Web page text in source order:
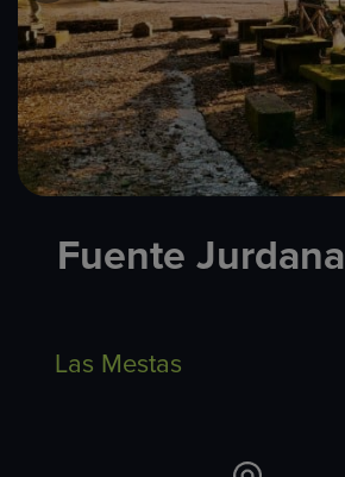
Fuente Jurdana
Las Mestas